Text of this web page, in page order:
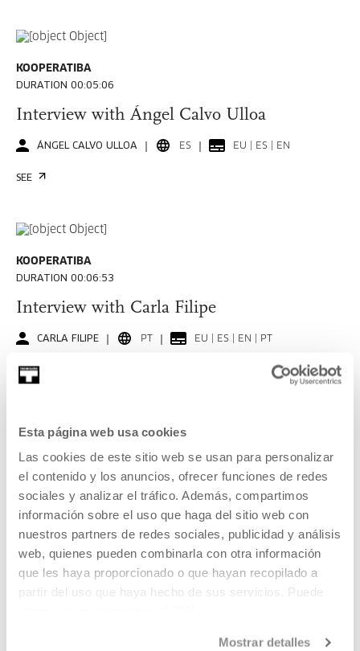
Esta página web usa cookies
Las cookies de este sitio web se usan para personalizar
el contenido y los anuncios, ofrecer funciones de redes
sociales y analizar el tráfico. Además, compartimos
información sobre el uso que haga del sitio web con
nuestros partners de redes sociales, publicidad y análisis
web, quienes pueden combinarla con otra información
que les haya proporcionado o que hayan recopilado a
partir del uso que haya hecho de sus servicios. Puede
Mostrar detalles
KOOPERATIBA
DURATION 00:05:06
Interview with Ángel Calvo Ulloa
ÁNGEL CALVO ULLOA ES EU | ES | EN
SEE
KOOPERATIBA
DURATION 00:06:53
Interview with Carla Filipe
CARLA FILIPE PT EU | ES | EN | PT
SEE
KOOPERATIBA
DURATION 00:06:49
Interview with Taxio Ardanaz
TAXIO ARDANAZ ES EU | ES | EN